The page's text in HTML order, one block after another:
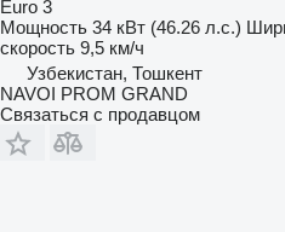
Euro 3
Мощность 34 кВт (46.26 л.с.)
скорость 9,5 км/ч
Узбекистан, Тошкент
NAVOI PROM GRAND
Связаться с продавцом